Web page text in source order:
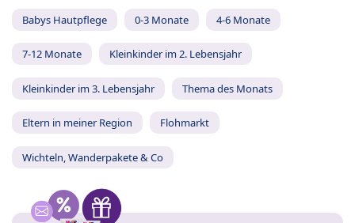
Babys Hautpflege 0-3 Monate 4-6 Monate
7-12 Monate Kleinkinder im 2. Lebensjahr
Kleinkinder im 3. Lebensjahr Thema des Monats
Eltern in meiner Region Flohmarkt
Wichteln, Wanderpakete & Co